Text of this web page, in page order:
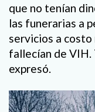
que no tenían
las funerarias a
servicios a costo
fallecían de VIH.
expresó.